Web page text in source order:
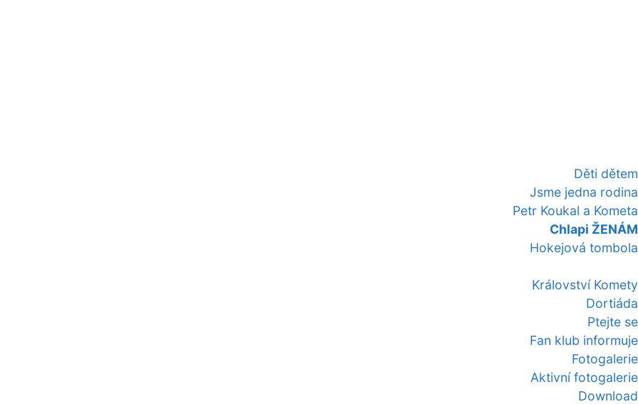
Děti dětem
Jsme jedna rodina
Petr Koukal a Kometa
Chlapi ŽENÁM
Hokejová tombola
Království Komety
Dortiáda
Ptejte se
Fan klub informuje
Fotogalerie
Aktivní fotogalerie
Download